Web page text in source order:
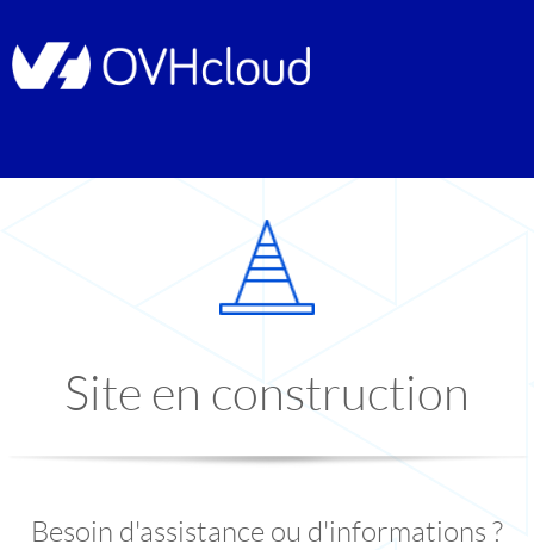
Site en construction
Besoin d'assistance ou d'informations ?